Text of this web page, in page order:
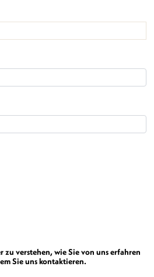
verstehen, wie Sie von uns erfahren
Sie uns kontaktieren.